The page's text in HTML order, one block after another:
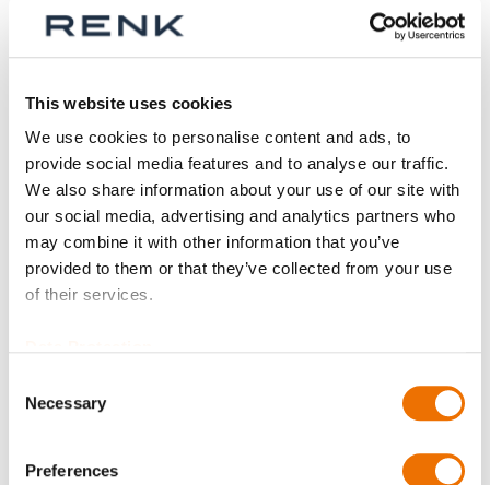
This website uses cookies
We use cookies to personalise content and ads, to
provide social media features and to analyse our traffic.
We also share information about your use of our site with
our social media, advertising and analytics partners who
may combine it with other information that you’ve
provided to them or that they’ve collected from your use
of their services.
Selection
Necessary
Preferences
Werktagen
Größe
Teil
Anzahl